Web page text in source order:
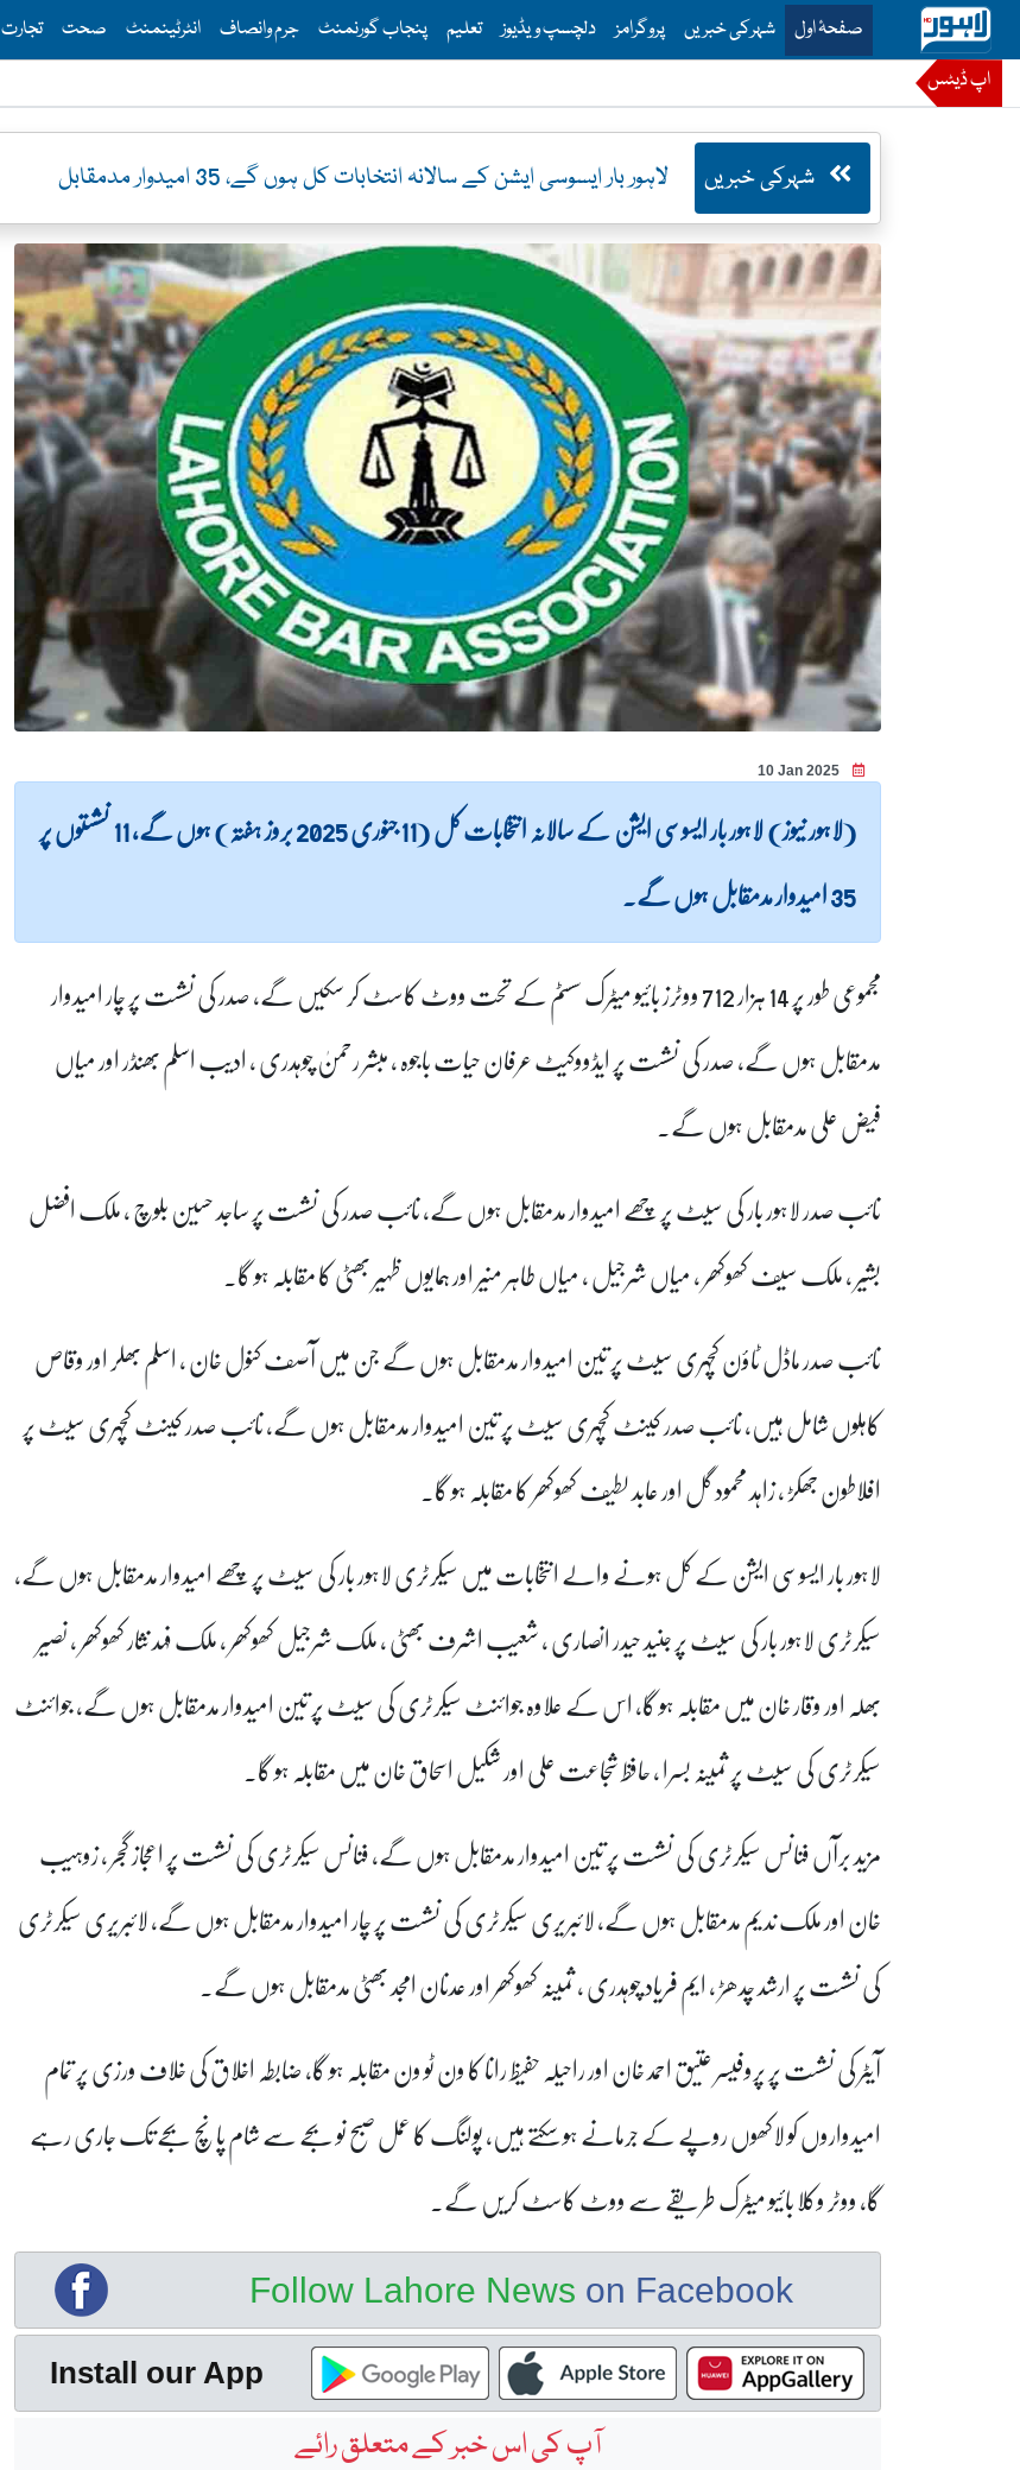
صفحۂ اولThis is the main menu for Lahore News
شہرکی خبریں پروگرامز دلچسپ ویڈیوز تعلیم پنجاب گورنمنٹ جرم وانصاف انٹرٹینمنٹ صحت تجارت
اپ ڈیٹس
لاہور بار ایسوسی ایشن کے سالانہ انتخابات کل ہوں گے، 35 امیدوار مدمقابل
10 Jan 2025
(لاہور نیوز) لاہور بار ایسوسی ایشن کے سالانہ انتخابات کل (11 جنوری 2025 بروز ہفتہ) ہوں گے، 11 نشستوں پر
35 امیدوار مدمقابل ہوں گے۔
مجموعی طور پر 14 ہزار 712 ووٹرز بائیو میٹرک سسٹم کے تحت ووٹ کاسٹ کر سکیں گے، صدر کی نشست پر چار امیدوار
مدمقابل ہوں گے، صدر کی نشست پر ایڈووکیٹ عرفان حیات باجوہ ، مبشر رحمنٰ چوہدری ، ادیب اسلم بھنڈر اور میاں
فیض علی مدمقابل ہوں گے۔
نائب صدر لاہور بار کی سیٹ پر چھے امیدوار مدمقابل ہوں گے، نائب صدر کی نشست پر ساجد حسین بلوچ ، ملک افضل
بشیر ، ملک سیف کھوکھر ، میاں شرجیل ، میاں طاہر منیر اور ہمایوں ظہیر بھٹی کا مقابلہ ہو گا۔
نائب صدر ماڈل ٹاؤن کچہری سیٹ پر تین امیدوار مدمقابل ہوں گے جن میں آصف کنول خان ، اسلم بھلر اور وقاص
کاہلوں شامل ہیں، نائب صدر کینٹ کچہری سیٹ پر تین امیدوار مدمقابل ہوں گے، نائب صدر کینٹ کچہری سیٹ پر
افلاطون جھکڑ ، زاہد محمود گل اور عابد لطیف کھوکھر کا مقابلہ ہو گا۔
لاہور بار ایسوسی ایشن کے کل ہونے والے انتخابات میں سیکرٹری لاہور بار کی سیٹ پر چھے امیدوار مدمقابل ہوں گے،
سیکرٹری لاہور بار کی سیٹ پر جنید حیدر انصاری ، شعیب اشرف بھٹی ، ملک شرجیل کھوکھر ، ملک فہد نثار کھوکھر ، نصیر
بھلہ اور وقار خان میں مقابلہ ہو گا، اس کے علاوہ جوائنٹ سیکرٹری کی سیٹ پر تین امیدوار مدمقابل ہوں گے، جوائنٹ
سیکرٹری کی سیٹ پر ثمینہ بسرا ، حافظ شجاعت علی اور شکیل اسحاق خان میں مقابلہ ہو گا۔
مزید برآں فنانس سیکرٹری کی نشست پر تین امیدوار مدمقابل ہوں گے، فنانس سیکرٹری کی نشست پر اعجاز گجر ، زوہیب
خان اور ملک ندیم مدمقابل ہوں گے، لائبریری سیکرٹری کی نشست پر چار امیدوار مدمقابل ہوں گے، لائبریری سیکرٹری
کی نشست پر ارشد چدھڑ ، ایم فریاد چوہدری ، ثمینہ کھوکھر اور عدنان امجد بھٹی مدمقابل ہوں گے۔
آیٹر کی نشست پر پروفیسر عتیق احمد خان اور راحیلہ حفیظ رانا کا ون ٹو ون مقابلہ ہو گا، ضابطہ اخلاق کی خلاف ورزی پر تمام
امیدواروں کو لاکھوں روپے کے جرمانے ہو سکتے ہیں، پولنگ کا عمل صبح نو بجے سے شام پانچ بجے تک جاری رہے
گا، ووٹر وکلا بائیو میٹرک طریقے سے ووٹ کاسٹ کریں گے۔
Follow Lahore News on Facebook
Install our App
آپ کی اس خبر کے متعلق رائے